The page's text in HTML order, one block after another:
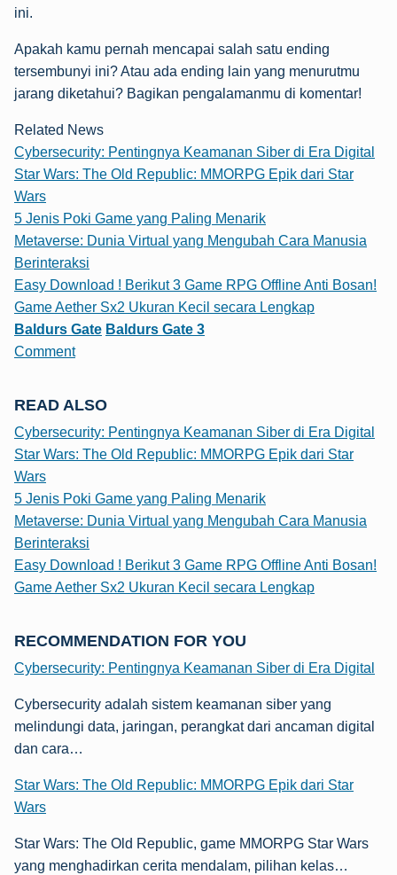
ini.
Apakah kamu pernah mencapai salah satu ending
tersembunyi ini? Atau ada ending lain yang menurutmu
jarang diketahui? Bagikan pengalamanmu di komentar!
Related News
Cybersecurity: Pentingnya Keamanan Siber di Era Digital
Star Wars: The Old Republic: MMORPG Epik dari Star
Wars
5 Jenis Poki Game yang Paling Menarik
Metaverse: Dunia Virtual yang Mengubah Cara Manusia
Berinteraksi
Easy Download ! Berikut 3 Game RPG Offline Anti Bosan!
Game Aether Sx2 Ukuran Kecil secara Lengkap
Baldurs Gate Baldurs Gate 3
Comment
READ ALSO
Cybersecurity: Pentingnya Keamanan Siber di Era Digital
Star Wars: The Old Republic: MMORPG Epik dari Star
Wars
5 Jenis Poki Game yang Paling Menarik
Metaverse: Dunia Virtual yang Mengubah Cara Manusia
Berinteraksi
Easy Download ! Berikut 3 Game RPG Offline Anti Bosan!
Game Aether Sx2 Ukuran Kecil secara Lengkap
RECOMMENDATION FOR YOU
Cybersecurity: Pentingnya Keamanan Siber di Era Digital
Cybersecurity adalah sistem keamanan siber yang
melindungi data, jaringan, perangkat dari ancaman digital
dan cara…
Star Wars: The Old Republic: MMORPG Epik dari Star
Wars
Star Wars: The Old Republic, game MMORPG Star Wars
yang menghadirkan cerita mendalam, pilihan kelas…